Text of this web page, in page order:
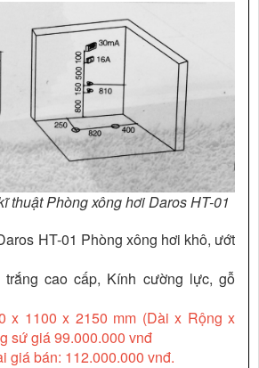
thuật Phòng xông hơi Daros HT-01
HT-01 Phòng xông hơi khô, ướt
cao cấp, Kính cường lực, gỗ
x 1100 x 2150 mm (Dài x Rộng x
sứ giá 99.000.000 vnđ
giá bán: 112.000.000 vnđ.